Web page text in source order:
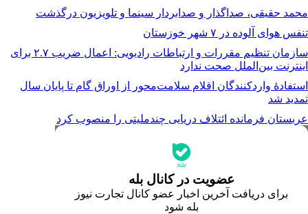
محمد حقیقی، صداگذار و صدابردار سینما و تلویزیون درگذشت
تنفس هوای آلوده در ۷ شهر خوزستان
سازمان تنظیم مقررات و ارتباطات رادیویی: اعمال ضریب ۲.۷ برای
اینترنت بین‌الملل صحت ندارد
استفادۀ واردکنندگان اقلام سلامت‌محور از اوراق گام تا پایان سال
تمدید شد
عربستان فرمانده ائتلاف دریایی چندملیتی را منصوب کرد
عضویت در کانال بله
برای دریافت آخرین اخبار عضو کانال تجارت نیوز
بله شود
جدیدترین قیمت‌ها
قیمت درهم امارات